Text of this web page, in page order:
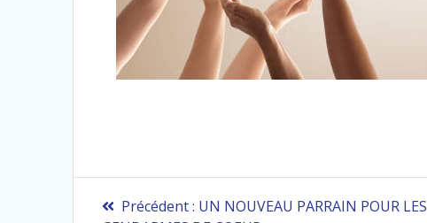
Navigation
Précédent : Article
UN NOUVEAU PARRAIN POUR LES